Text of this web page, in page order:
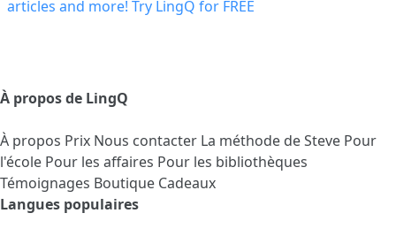
À propos de LingQ
À propos Prix Nous contacter La méthode de Steve Pour
l'école Pour les affaires Pour les bibliothèques
Témoignages Boutique Cadeaux
Langues populaires